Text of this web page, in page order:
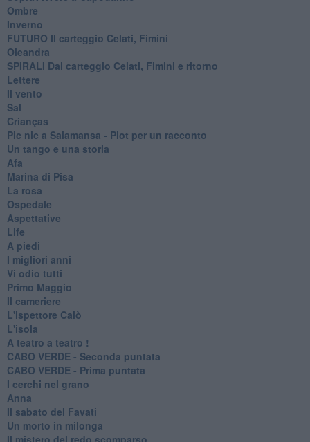
Ombre
Inverno
FUTURO Il carteggio Celati, Fimini
Oleandra
SPIRALI Dal carteggio Celati, Fimini e ritorno
Lettere
Il vento
Sal
Crianças
Pic nic a Salamansa - Plot per un racconto
Un tango e una storia
Afa
Marina di Pisa
La rosa
Ospedale
Aspettative
Life
A piedi
I migliori anni
Vi odio tutti
Primo Maggio
Il cameriere
L'ispettore Calò
L'isola
A teatro a teatro !
CABO VERDE - Seconda puntata
CABO VERDE - Prima puntata
I cerchi nel grano
Anna
Il sabato del Favati
Un morto in milonga
Il mistero del redo scomparso